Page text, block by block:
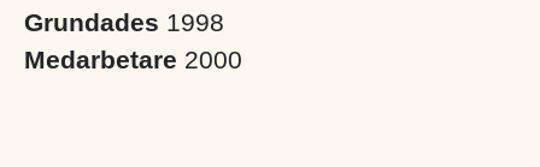
Grundades 1998
Medarbetare 2000